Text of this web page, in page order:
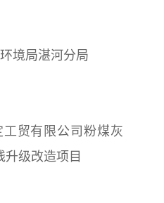
境局湛河分局
贸有限公司粉煤灰
升级改造项目